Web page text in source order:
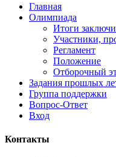
Главная
Олимпиада
Итоги
Участники,
Регламент
Положение
Отборочный
Задания прошлых
Группа поддержки
Вопрос-Ответ
Вход
Контакты